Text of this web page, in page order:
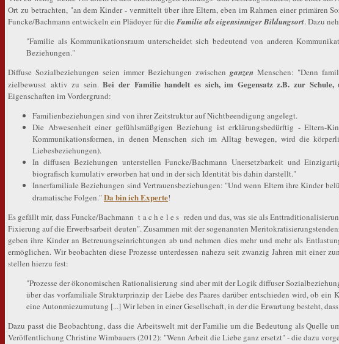
Ort zu betrachten, "an dem Kinder - vermittelt über ihre Eltern, eben im Rahmen einer primären
Funcke/Bachmann entwickeln ein Plädoyer für die Familie als eigensinniger Bildungsort. Dazu
"Familie als Kommunikationsraum unterscheidet sich bedeutend von anderen
Beziehungen."
Diffuse Sozialbeziehungen seien immer Beziehungen zwischen ganzenMenschen: "Denn
zielbewusst aktiv zu sein.Bei der Familie handelt es sich, im Gegensatz z.B. zur Schule,
Eigenschaften im Vordergrund:
Familienbeziehungen sind von ihrer Zeitstruktur auf Nichtbeendigung angelegt.
Die Abwesenheit einer gefühlsmäßgigen Beziehung ist erklärungsbedürftig - Eltern-
Kommunikationsformen, in denen Menschen sich im Alltag bewegen, wird die
Liebesbeziehungen).
In diffusen Beziehungen unterstellen Funcke/Bachmann Unersetzbarkeit und
biografisch kumulativ erworben hat und in der sich Identität bis dahin darstellt."
Innerfamiliale Beziehungen sind Vertrauensbeziehungen: "Und wenn Eltern ihre Kinder
dramatische Folgen."Da bin ich Experte!
Es gefällt mir, dass Funcke/Bachmann t a c h e l e s reden und das, was sie als
Fixierung auf die Erwerbsarbeit deuten". Zusammen mit der sogenannten
geben ihre Kinder an Betreuungseinrichtungen ab und nehmen dies mehr und mehr als
ermöglichen. Wir beobachten diese Prozesse unterdessen nahezu seit zwanzig Jahren mit einer
stellen hierzu fest:
"Prozesse der ökonomischen Rationalisierung sind aber mit der Logik diffuser
über das vorfamiliale Strukturprinzip der Liebe des Paares darüber entschieden wird, ob
eine Autonmiezumutung [...] Wir leben in einer Gesellschaft, in der die Erwartung besteht,
Dazu passt die Beobachtung, dass die Arbeitswelt mit der Familie um die Bedeutung als Quelle
Veröffentlichung Christine Wimbauers (2012): "Wenn Arbeit die Liebe ganz ersetzt" - die dazu